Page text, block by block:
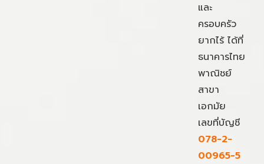
และ
ครอบครัว
ยากไร้ ได้ที่
ธนาคารไทย
พาณิชย์
สาขา
เอกมัย
เลขที่บัญชี
078-2-
00965-5